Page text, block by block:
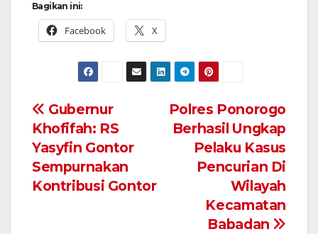
Bagikan ini:
Facebook X
Navigasi
pos
Polres Ponorogo
Berhasil Ungkap
Pelaku Kasus
Pencurian Di
Wilayah
Kecamatan
Babadan
Gubernur
Khofifah: RS
Yasyfin Gontor
Sempurnakan
Kontribusi Gontor